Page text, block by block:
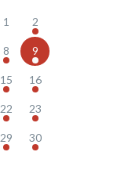
1 2
8 9
15 16
22 23
29 30